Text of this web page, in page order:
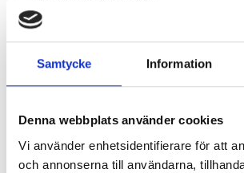
Samtycke Information
Denna webbplats använder cookies
Vi använder enhetsidentifierare för att
och annonserna till användarna,
Är du bibliotekarie eller
köper du in!
Beroende på kommunens